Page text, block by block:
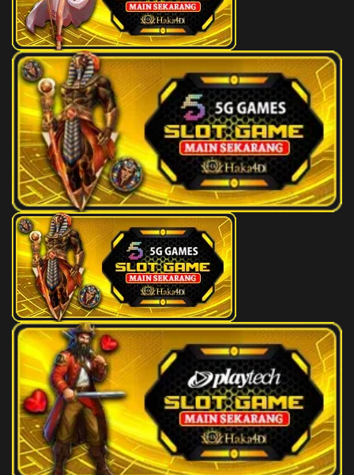
109 Terlanggar
110
Terlanggar
111
Terhalang 3D
762
112
Terhalang 3D
761
113
Bawang 3D
619
114
Bayar Pajak 3D
951
115
Tepung 3D
287
116
Bayi Minum Obat
117
Becak
118
Tenun Pucung
119
Tentara
120
Bedak 3D
728
121
Tentara 3D
656
122
Tengok Orang Sakit 3D
385
123
Tengok Orang Sakit 3D
116
124
Tempat Tidur 3D
450